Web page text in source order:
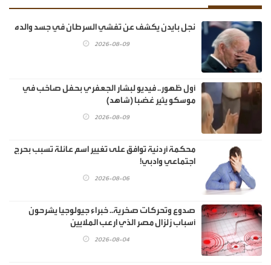
نجل بايدن يكشف عن تفشي السرطان في جسد والده
2026-08-09
أول ظهور.. فيديو لبشار الجعفري بحفل صاخب في
موسكو يثير غضبا (شاهد)
2026-08-09
محكمة أردنية توافق على تغيير اسم عائلة تسبب بحرج
اجتماعي وادبي!
2026-08-06
صدوع وتحركات صخرية.. خبراء جيولوجيا يشرحون
أسباب زلزال مصر الذي ارعب الملايين
2026-08-04